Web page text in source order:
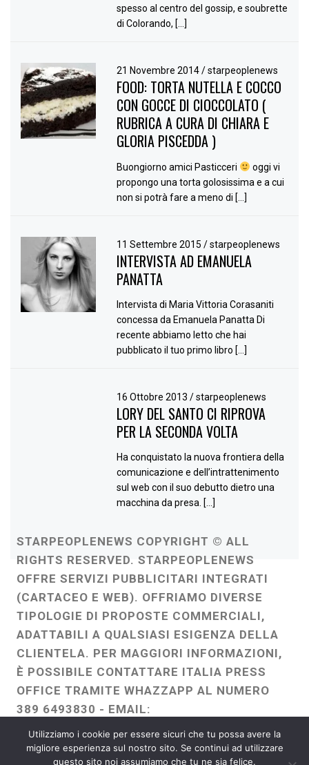
spesso al centro del gossip, e soubrette
di Colorando, […]
21 Novembre 2014/ starpeoplenews
FOOD: TORTA NUTELLA E COCCO
CON GOCCE DI CIOCCOLATO (
RUBRICA A CURA DI CHIARA E
GLORIA PISCEDDA )
Buongiorno amici Pasticceri
oggi vi
propongo una torta golosissima e a cui
non si potrà fare a meno di […]
11 Settembre 2015/ starpeoplenews
INTERVISTA AD EMANUELA
PANATTA
Intervista di Maria Vittoria Corasaniti
concessa da Emanuela Panatta Di
recente abbiamo letto che hai
pubblicato il tuo primo libro […]
16 Ottobre 2013/ starpeoplenews
LORY DEL SANTO CI RIPROVA
PER LA SECONDA VOLTA
Ha conquistato la nuova frontiera della
comunicazione e dell’intrattenimento
sul web con il suo debutto dietro una
macchina da presa. […]
STARPEOPLENEWS COPYRIGHT © ALL
RIGHTS RESERVED. STARPEOPLENEWS
OFFRE SERVIZI PUBBLICITARI INTEGRATI
(CARTACEO E WEB). OFFRIAMO DIVERSE
TIPOLOGIE DI PROPOSTE COMMERCIALI,
ADATTABILI A QUALSIASI ESIGENZA DELLA
CLIENTELA. PER MAGGIORI INFORMAZIONI,
È POSSIBILE CONTATTARE ITALIA PRESS
OFFICE TRAMITE WHAZZAPP AL NUMERO
389 6493830 - EMAIL:
ITALIAPRESSOFFICE@GMAIL.COM
WEBMASTER :FRANCESCO GENTILE
Utilizziamo i cookie per essere sicuri che tu possa avere la
migliore esperienza sul nostro sito. Se continui ad utilizzare
questo sito noi assumiamo che tu ne sia felice.